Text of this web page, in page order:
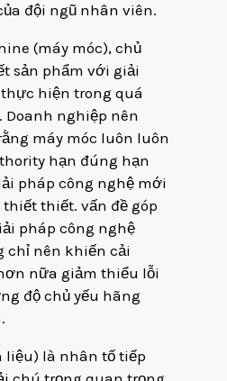
đội ngũ nhân viên.
(máy móc), chủ
sản phẩm với giải
hiện trong quá
nghiệp nên
máy móc luôn luôn
hạn đúng hạn
pháp công nghệ mới
thiết. vấn đề góp
pháp công nghệ
chỉ nên khiến cải
nữa giảm thiểu lỗi
độ chủ yếu hãng
liệu) là nhân tố tiếp